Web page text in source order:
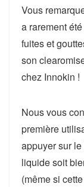
Vous
a rarement
fuites et
son
chez Innokin !
Nous vous
première
appuyer sur
liquide soit
(même si